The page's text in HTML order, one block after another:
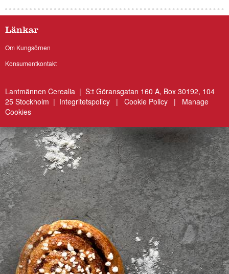
Länkar
Om Kungsörnen
Konsumentkontakt
Lantmännen Cerealia | S:t Göransgatan 160 A, Box 30192, 104
25 Stockholm | Integritetspolicy | Cookie Policy | Manage
Cookies